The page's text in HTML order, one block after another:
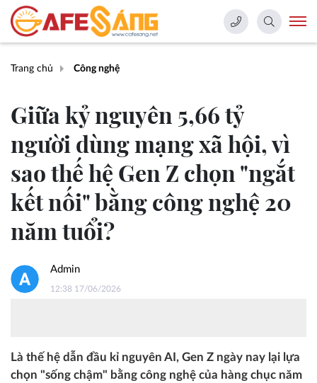
Trang chủ Công nghệ
Giữa kỷ nguyên 5,66 tỷ
người dùng mạng xã hội, vì
sao thế hệ Gen Z chọn "ngắt
kết nối" bằng công nghệ 20
năm tuổi?
Admin
12:38 17/06/2026
Là thế hệ dẫn đầu kỉ nguyên AI, Gen Z ngày nay lại lựa
chọn "sống chậm" bằng công nghệ của hàng chục năm